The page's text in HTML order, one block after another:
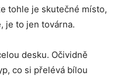
tohle je skutečné místo,
je to jen továrna.
desku. Očividně
co si přelévá bílou